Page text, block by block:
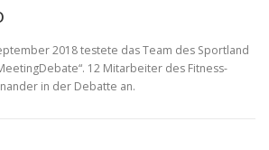
2018 testete das Team des Sportland
12 Mitarbeiter des Fitness-
in der Debatte an.